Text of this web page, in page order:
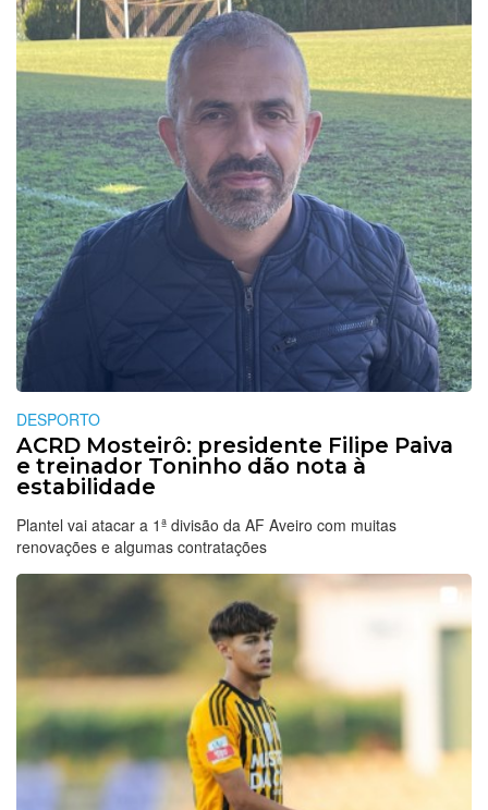
DESPORTO
ACRD Mosteirô: presidente Filipe Paiva
e treinador Toninho dão nota à
estabilidade
Plantel vai atacar a 1ª divisão da AF Aveiro com muitas
renovações e algumas contratações